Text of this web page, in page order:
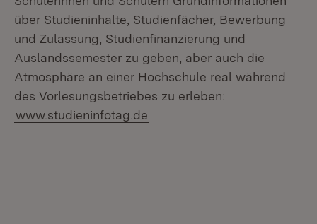
über Studieninhalte, Studienfächer, Bewerbung
und Zulassung, Studienfinanzierung und
Auslandssemester zu geben, aber auch die
Atmosphäre an einer Hochschule real während
des Vorlesungsbetriebes zu erleben:
www.studieninfotag.de